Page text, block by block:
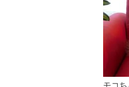
モコ